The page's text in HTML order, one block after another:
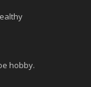
hobby.